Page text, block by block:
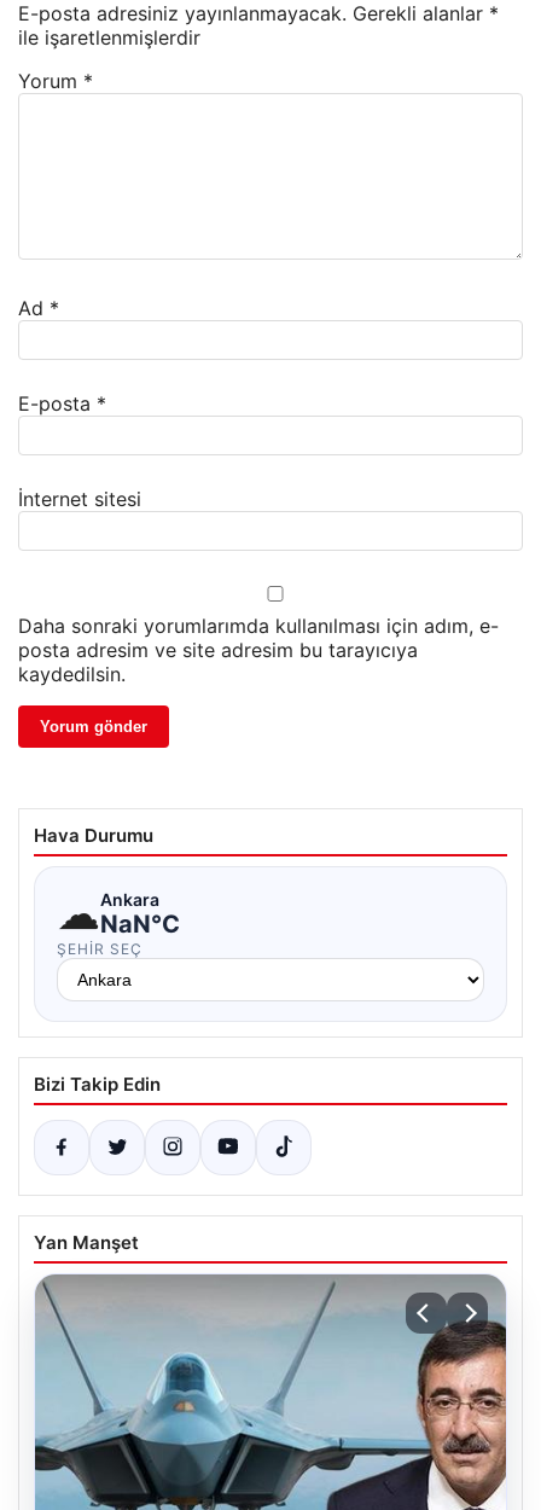
E-posta adresiniz yayınlanmayacak. Gerekli alanlar *
ile işaretlenmişlerdir
Yorum *
Ad *
E-posta *
İnternet sitesi
Daha sonraki yorumlarımda kullanılması için adım, e-
posta adresim ve site adresim bu tarayıcıya
kaydedilsin.
Hava Durumu
☁Ankara
NaN°C
ŞEHIR SEÇ
Bizi Takip Edin
Yan Manşet